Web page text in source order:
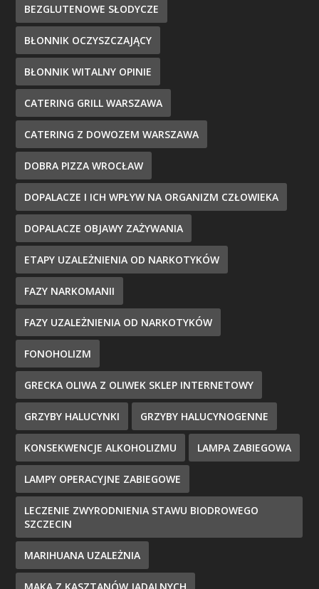
BEZGLUTENOWE SŁODYCZE
BŁONNIK OCZYSZCZAJĄCY
BŁONNIK WITALNY OPINIE
CATERING GRILL WARSZAWA
CATERING Z DOWOZEM WARSZAWA
DOBRA PIZZA WROCŁAW
DOPALACZE I ICH WPŁYW NA ORGANIZM CZŁOWIEKA
DOPALACZE OBJAWY ZAŻYWANIA
ETAPY UZALEŻNIENIA OD NARKOTYKÓW
FAZY NARKOMANII
FAZY UZALEŻNIENIA OD NARKOTYKÓW
FONOHOLIZM
GRECKA OLIWA Z OLIWEK SKLEP INTERNETOWY
GRZYBY HALUCYNKI GRZYBY HALUCYNOGENNE
KONSEKWENCJE ALKOHOLIZMU LAMPA ZABIEGOWA
LAMPY OPERACYJNE ZABIEGOWE
LECZENIE ZWYRODNIENIA STAWU BIODROWEGO
SZCZECIN
MARIHUANA UZALEŻNIA